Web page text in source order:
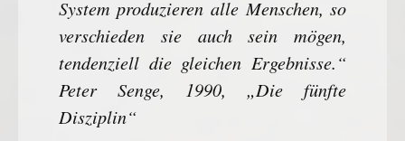
System produzieren alle Menschen, so
verschieden sie auch sein mögen,
tendenziell die gleichen Ergebnisse.“
Peter Senge, 1990, „Die fünfte
Disziplin“